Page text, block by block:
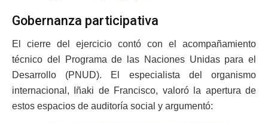
Gobernanza participativa
El cierre del ejercicio contó con el acompañamiento
técnico del Programa de las Naciones Unidas para el
Desarrollo (PNUD). El especialista del organismo
internacional, Iñaki de Francisco, valoró la apertura de
estos espacios de auditoría social y argumentó: